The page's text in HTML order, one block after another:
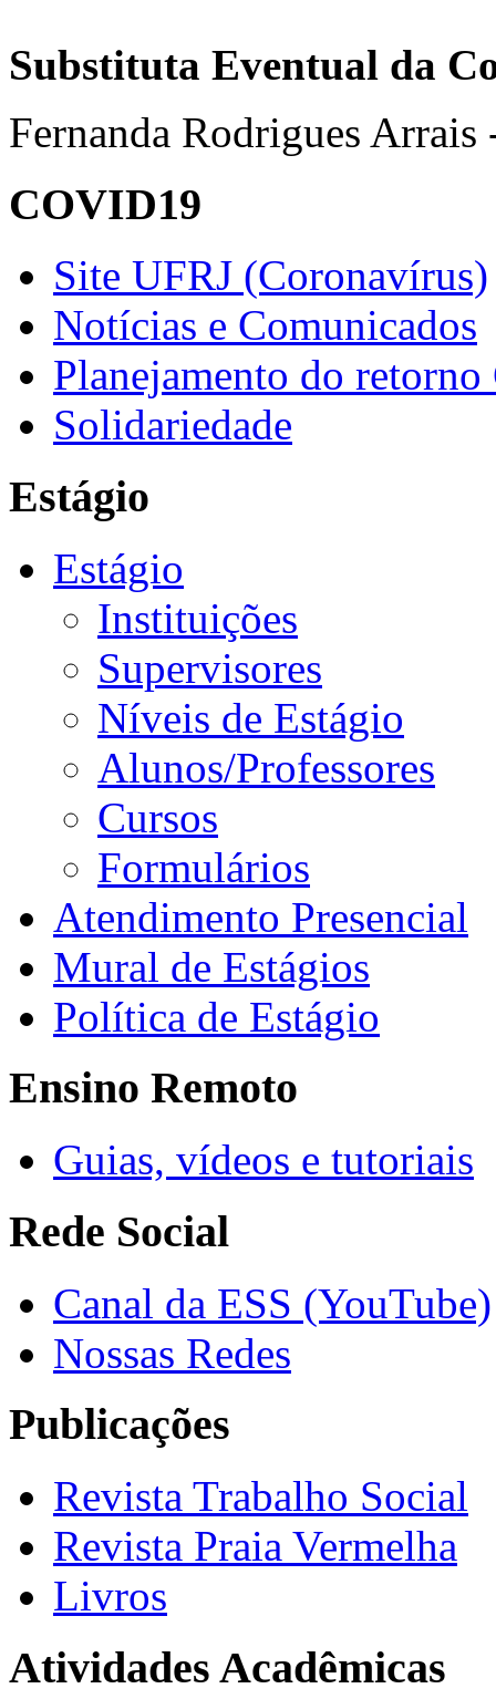
Substituta Eventual da
Fernanda Rodrigues
COVID19
Site UFRJ (Coronavírus)
Notícias e Comunicados
Planejamento do retorno
Solidariedade
Estágio
Estágio
Instituições
Supervisores
Níveis de Estágio
Alunos/Professores
Cursos
Formulários
Atendimento Presencial
Mural de Estágios
Política de Estágio
Ensino Remoto
Guias, vídeos e tutoriais
Rede Social
Canal da ESS (YouTube)
Nossas Redes
Publicações
Revista Trabalho Social
Revista Praia Vermelha
Livros
Atividades Acadêmicas